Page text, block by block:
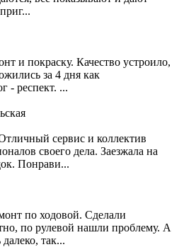
и покраску. Качество устроило,
за 4 дня как
- респект. ...
сервис и коллектив
своего дела. Заезжала на
Понрави...
по ходовой. Сделали
по рулевой нашли проблему. А
так...